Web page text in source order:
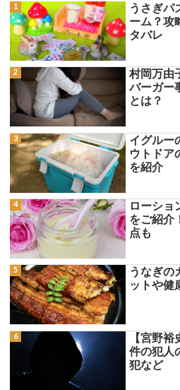
うさぎパ
ーム？攻
タバレ
村岡万由
バーガー
とは？
イグルー
ウトドア
を紹介
ローショ
をご紹介
点も
うなぎの
ットや健
【宮野
件の犯人
犯など